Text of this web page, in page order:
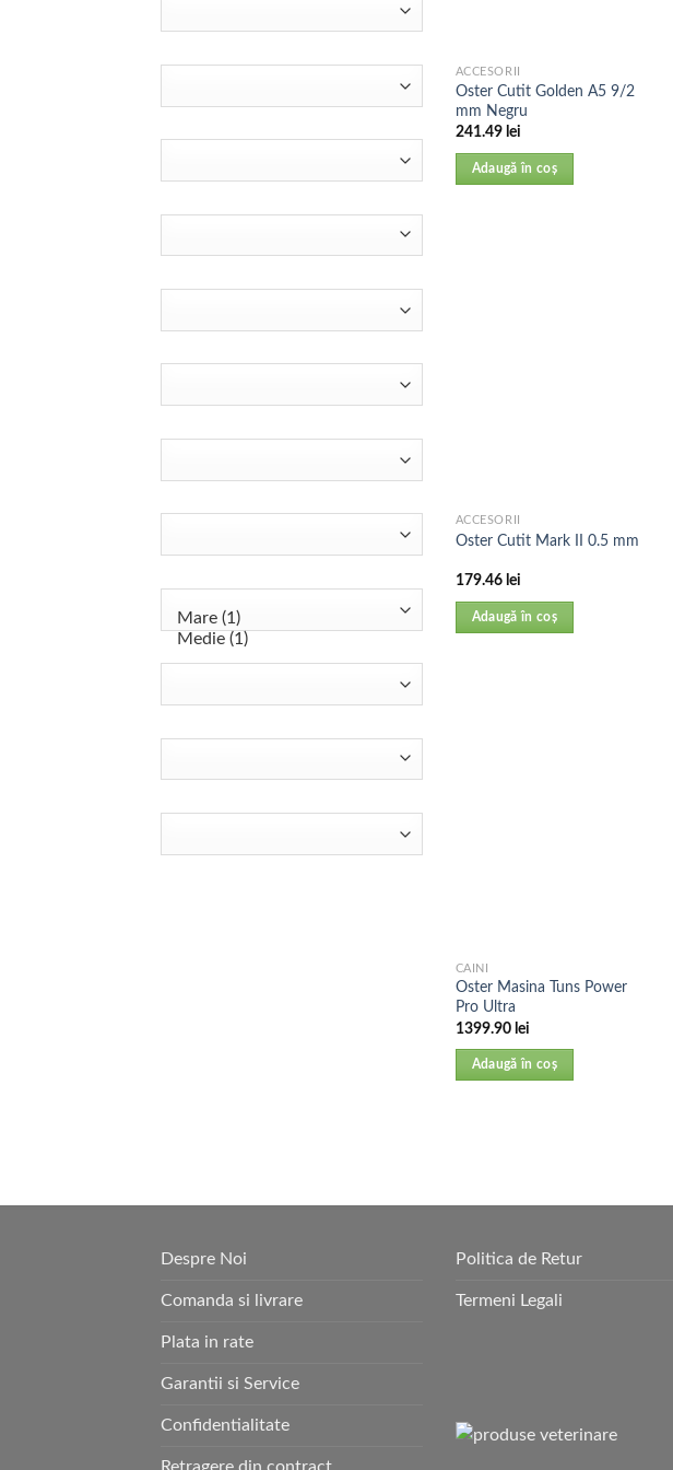
ACCESORII
Oster Cutit Golden A5 9/2
mm Negru
241.49 lei
Adaugă în coș
ACCESORII
Oster Cutit Mark II 0.5 mm
179.46 lei
Adaugă în coș
CAINI
Oster Masina Tuns Power
Pro Ultra
1399.90 lei
Adaugă în coș
Despre Noi
Comanda si livrare
Plata in rate
Garantii si Service
Confidentialitate
Retragere din contract
Politica de Retur
Termeni Legali